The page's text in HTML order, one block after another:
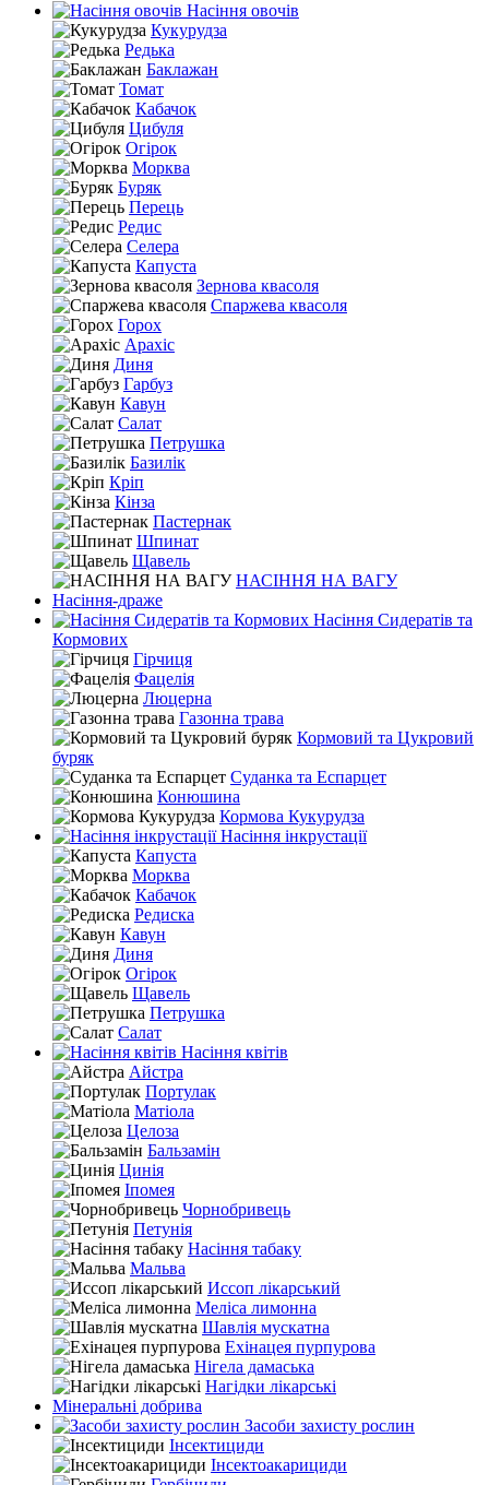
Насіння овочів
Кукурудза
Редька
Баклажан
Томат
Кабачок
Цибуля
Огірок
Морква
Буряк
Перець
Редис
Селера
Капуста
Зернова квасоля
Спаржева квасоля
Горох
Арахіс
Диня
Гарбуз
Кавун
Салат
Петрушка
Базилік
Кріп
Кінза
Пастернак
Шпинат
Щавель
НАСІННЯ НА ВАГУ
Насіння-драже
Насіння Сидератів та
Кормових
Гірчиця
Фацелія
Люцерна
Газонна трава
Кормовий та Цукровий
буряк
Суданка та Еспарцет
Конюшина
Кормова Кукурудза
Насіння інкрустації
Капуста
Морква
Кабачок
Редиска
Кавун
Диня
Огірок
Щавель
Петрушка
Салат
Насіння квітів
Айстра
Портулак
Матіола
Целоза
Бальзамін
Цинія
Іпомея
Чорнобривець
Петунія
Насіння табаку
Мальва
Иссоп лікарський
Меліса лимонна
Шавлія мускатна
Ехінацея пурпурова
Нігела дамаська
Нагідки лікарські
Мінеральні добрива
Засоби захисту рослин
Інсектициди
Інсектоакарициди